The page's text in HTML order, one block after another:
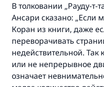
В толковании „Рауду-
Ансари сказано: „Если
Коран из книги, даже
переворачивать
недействительной. Так
или не непрерывное
означает